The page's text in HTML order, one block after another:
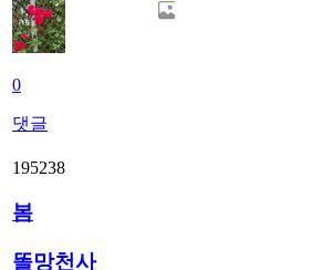
0
댓글
195238
봄
똘망천사